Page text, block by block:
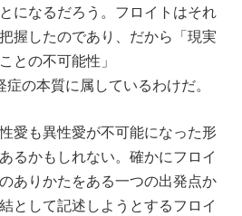
になるだろう。フロイトはそれ
握したのであり、だから「現実
との不可能性」
症の本質に属しているわけだ。
愛も異性愛が不可能になった形
るかもしれない。確かにフロイ
ありかたをある一つの出発点か
として記述しようとするフロイ